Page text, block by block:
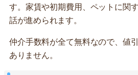
す。家賃や初期費用、ペットに関
話が進められます。
仲介手数料が全て無料なので、値
ありません。